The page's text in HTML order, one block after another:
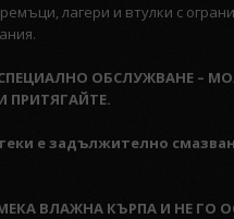
лагери и втулки с
ОБСЛУЖВАНЕ –
ПРИТЯГАЙТЕ.
е задължително
ВЛАЖНА КЪРПА И НЕ ГО